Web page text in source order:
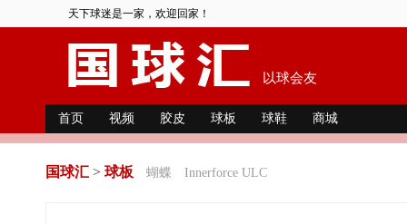
天下球迷是一家，欢迎回家！
以球会友
首页 视频 胶皮 球板 球鞋 商城
国球汇 > 球板 蝴蝶 Innerforce ULC